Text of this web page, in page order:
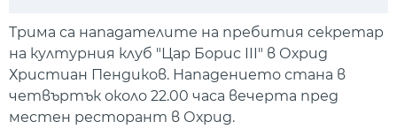
Трима са нападателите на пребития секретар
на културния клуб "Цар Борис III" в Охрид
Христиан Пендиков. Нападението стана в
четвъртък около 22.00 часа вечерта пред
местен ресторант в Охрид.